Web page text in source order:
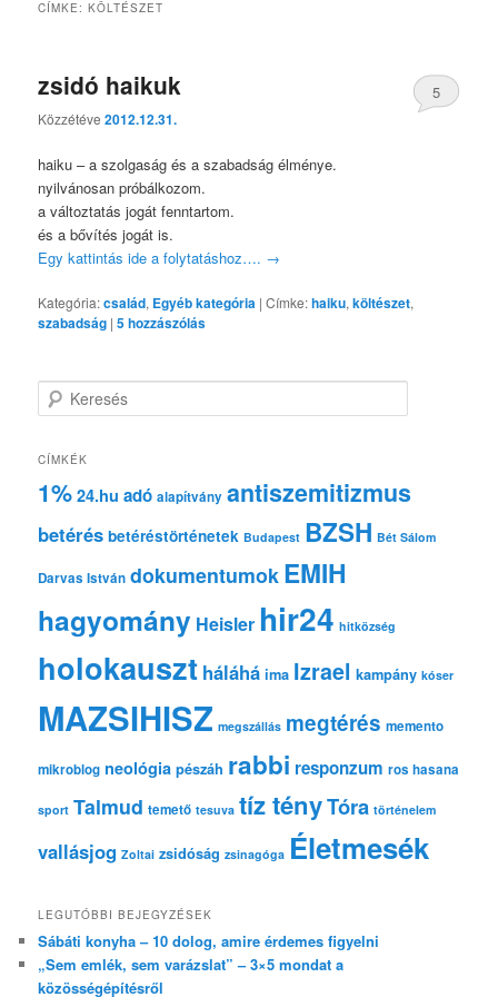
CÍMKE:KÖLTÉSZET
zsidó haikuk
Közzétéve2012.12.31.
5
haiku – a szolgaság és a szabadság élménye.
nyilvánosan próbálkozom.
a változtatás jogát fenntartom.
és a bővítés jogát is.
Egy kattintás ide a folytatáshoz…. →
Kategória:család, Egyéb kategória |Címke:haiku,költészet,
szabadság |5hozzászólás
e
e
é
CÍMKÉK
1% 24.hu adó alapítvány antiszemitizmus
betérés betéréstörténetek Budapest BZSH Bét Sálom
Darvas István dokumentumok EMIH
hagyomány Heisler hir24 hitközség
holokauszt háláhá ima Izrael kampány kóser
MAZSIHISZ megszállás megtérés memento
mikroblog neológia pészáh rabbi responzum ros hasana
sport Talmud temető tesuva tíz tényTóra történelem
vallásjog Zoltai zsidóság zsinagóga Életmesék
LEGUTÓBBI BEJEGYZÉSEK
Sábáti konyha – 10 dolog, amire érdemes figyelni
„Sem emlék, sem varázslat” – 3×5 mondat a
közösségépítésről